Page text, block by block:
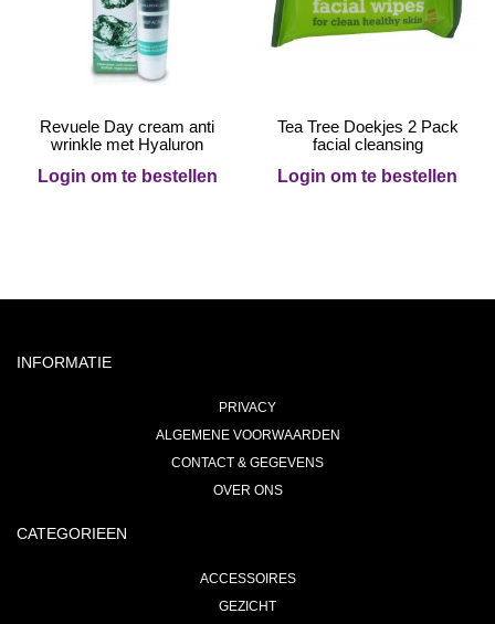
Revuele Day cream anti
wrinkle met Hyaluron
Login om te bestellen
Tea Tree Doekjes 2 Pack
facial cleansing
Login om te bestellen
INFORMATIE
PRIVACY
ALGEMENE VOORWAARDEN
CONTACT & GEGEVENS
OVER ONS
CATEGORIEEN
ACCESSOIRES
GEZICHT